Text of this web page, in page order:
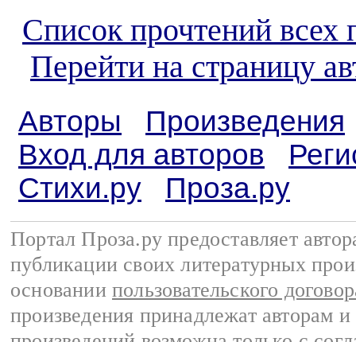
Список прочтений всех
Перейти на страницу
Авторы
Произведения
Вход для авторов
Стихи.ру
Проза.ру
Портал Проза.ру предоставляет
публикации своих литературных
основании пользовательского
произведения принадлежат авторам